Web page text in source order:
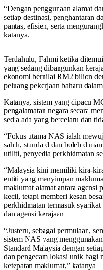
“Dengan penggunaan alamat
setiap destinasi, penghantaran
pantas, efisien, serta
katanya.
Terdahulu, Fahmi ketika
yang sedang dibangunkan
ekonomi bernilai RM2 bilion
peluang pekerjaan baharu
Katanya, sistem yang dipacu
pengalamatan negara secara
sedia ada yang bercelaru dan
“Fokus utama NAS ialah
sahih, standard dan boleh
utiliti, penyedia perkhidmatan
“Malaysia kini memiliki kira-
entiti yang menyimpan
maklumat alamat antara agensi
kecil, tetapi memberi kesan
perkhidmatan termasuk
dan agensi kerajaan.
“Justeru, sebagai permulaan,
sistem NAS yang
Standard Malaysia dengan
dan pengecam lokasi unik bagi
ketepatan maklumat,” katanya